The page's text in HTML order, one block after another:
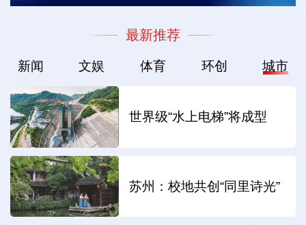
最新推荐
新闻 文娱 体育 环创 城市
世界级“水上电梯”将成型
苏州：校地共创“同里诗光”